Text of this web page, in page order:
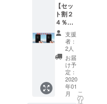
【セッ
ト割２
４％オ
フ】
Tern 本
体2台
セッ
ト ※
送料込
26,700
円×2 =
支援
者：
2人
お届
け予
定：
2020
年01
月
こ
の
リ